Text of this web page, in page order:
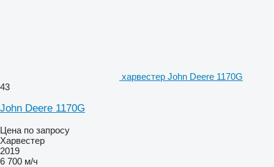
харвестер John Deere 1170G
43
John Deere 1170G
Цена по запросу
Харвестер
2019
6 700 м/ч